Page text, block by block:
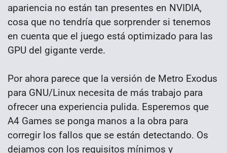
apariencia no están tan presentes en NVIDIA,
cosa que no tendría que sorprender si tenemos
en cuenta que el juego está optimizado para las
GPU del gigante verde.
Por ahora parece que la versión de Metro Exodus
para GNU/Linux necesita de más trabajo para
ofrecer una experiencia pulida. Esperemos que
A4 Games se ponga manos a la obra para
corregir los fallos que se están detectando. Os
dejamos con los requisitos mínimos y